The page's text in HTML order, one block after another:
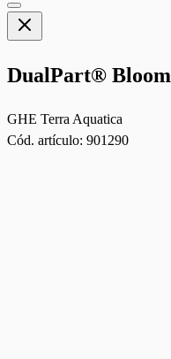
DualPart® Bloom
GHE Terra Aquatica
Cód. artículo: 901290